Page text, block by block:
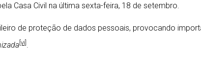
Casa Civil na última sexta-feira, 18 de setembro.
de proteção de dados pessoais, provocando
[vi] .